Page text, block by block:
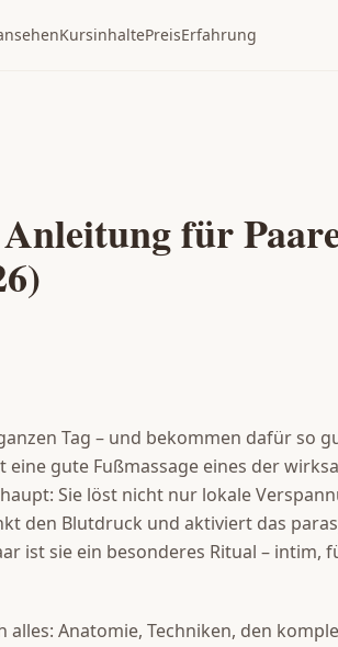
KursinhaltePreisErfahrung
Anleitung für
Tag – und bekommen dafür so
eine gute Fußmassage eines der
Sie löst nicht nur lokale
den Blutdruck und aktiviert das
ist sie ein besonderes Ritual – intim,
alles: Anatomie, Techniken, den